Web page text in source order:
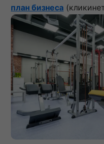
план бизнеса